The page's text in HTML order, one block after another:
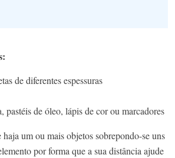
de diferentes espessuras
pastéis de óleo, lápis de cor ou marcadores
um ou mais objetos sobrepondo-se uns
por forma que a sua distância ajude